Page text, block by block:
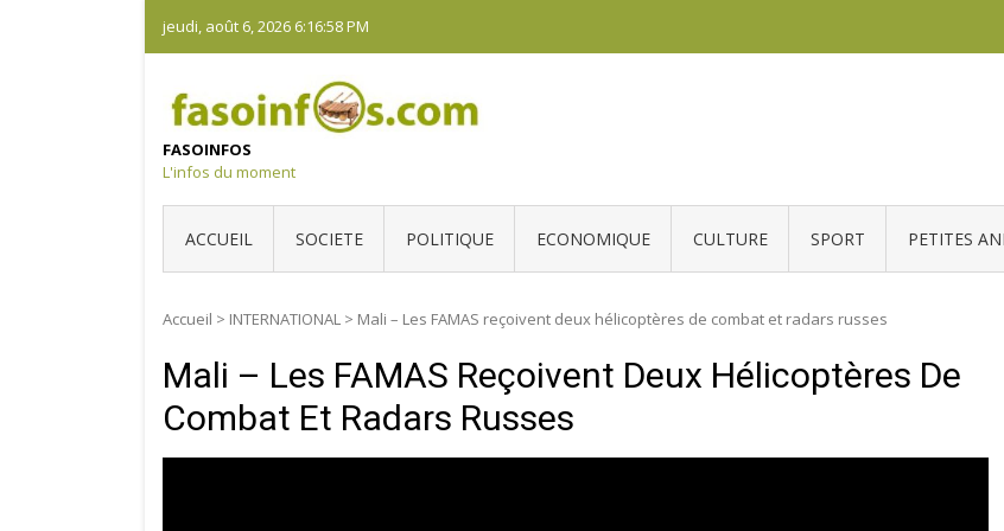
content
jeudi, août 6, 2026 6:16:59 PM
FASOINFOS
L'infos du moment
ACCUEIL SOCIETE POLITIQUE ECONOMIQUE CULTURE SPORT PETITES
Accueil > INTERNATIONAL > Mali – Les FAMAS reçoivent deux hélicoptères de combat et radars russes
Mali – Les FAMAS Reçoivent Deux Hélicoptères De
Combat Et Radars Russes